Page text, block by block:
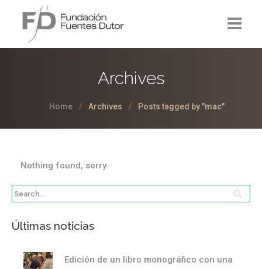
Archives
Home Archives Posts tagged by "mac"
Nothing found, sorry.
Últimas noticias
Edición de un libro monográfico con una